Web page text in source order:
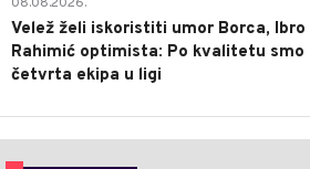
Velež želi iskoristiti umor Borca, Ibro
Rahimić optimista: Po kvalitetu smo
četvrta ekipa u ligi